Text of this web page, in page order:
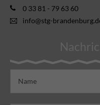
0 33 81 - 79 63 60
info@stg-